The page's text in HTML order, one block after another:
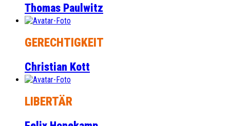
Thomas Paulwitz
GERECHTIGKEIT
Christian Kott
LIBERTÄR